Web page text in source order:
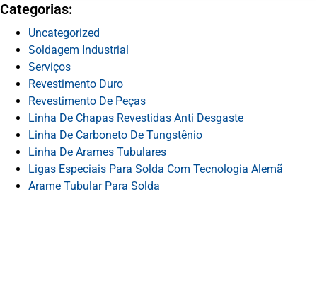
Categorias:
Uncategorized
Soldagem Industrial
Serviços
Revestimento Duro
Revestimento De Peças
Linha De Chapas Revestidas Anti Desgaste
Linha De Carboneto De Tungstênio
Linha De Arames Tubulares
Ligas Especiais Para Solda Com Tecnologia Alemã
Arame Tubular Para Solda